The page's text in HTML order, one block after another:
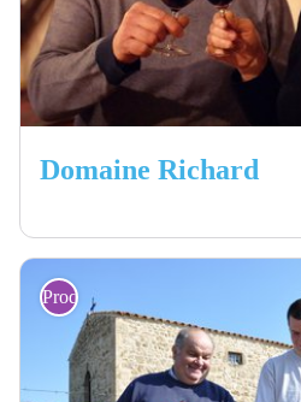
Domaine Richard
Producteurs